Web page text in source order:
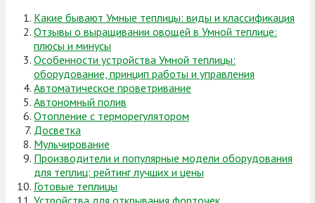
Какие бывают Умные теплицы: виды и классификация
Отзывы о выращивании овощей в Умной теплице:
плюсы и минусы
Особенности устройства Умной теплицы:
оборудование, принцип работы и управления
Автоматическое проветривание
Автономный полив
Отопление с терморегулятором
Досветка
Мульчирование
Производители и популярные модели оборудования
для теплиц: рейтинг лучших и цены
Готовые теплицы
Устройства для открывания форточек